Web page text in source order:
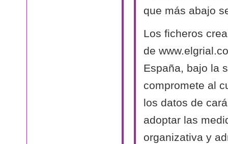
que más abajo
Los ficheros
de
España, bajo la
compromete al
los datos de
adoptar las
organizativa y